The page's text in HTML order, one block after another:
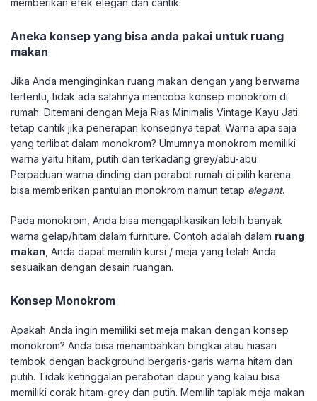
memberikan efek elegan dan cantik.
Aneka konsep yang bisa anda pakai untuk ruang
makan
Jika Anda menginginkan ruang makan dengan yang berwarna
tertentu, tidak ada salahnya mencoba konsep monokrom di
rumah. Ditemani dengan Meja Rias Minimalis Vintage Kayu Jati
tetap cantik jika penerapan konsepnya tepat. Warna apa saja
yang terlibat dalam monokrom? Umumnya monokrom memiliki
warna yaitu hitam, putih dan terkadang grey/abu-abu.
Perpaduan warna dinding dan perabot rumah di pilih karena
bisa memberikan pantulan monokrom namun tetap elegant.
Pada monokrom, Anda bisa mengaplikasikan lebih banyak
warna gelap/hitam dalam furniture. Contoh adalah dalam ruang
makan , Anda dapat memilih kursi / meja yang telah Anda
sesuaikan dengan desain ruangan.
Konsep Monokrom
Apakah Anda ingin memiliki set meja makan dengan konsep
monokrom? Anda bisa menambahkan bingkai atau hiasan
tembok dengan background bergaris-garis warna hitam dan
putih. Tidak ketinggalan perabotan dapur yang kalau bisa
memiliki corak hitam-grey dan putih. Memilih taplak meja makan